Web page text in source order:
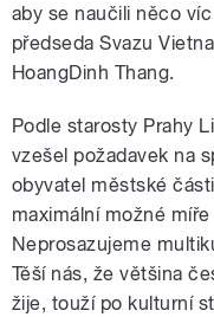
aby se naučili něco
předseda Svazu
HoangDinh Thang.
Podle starosty Prahy
vzešel požadavek na
obyvatel městské
maximální možné
Neprosazujeme
Těší nás, že většina
žije, touží po kulturní